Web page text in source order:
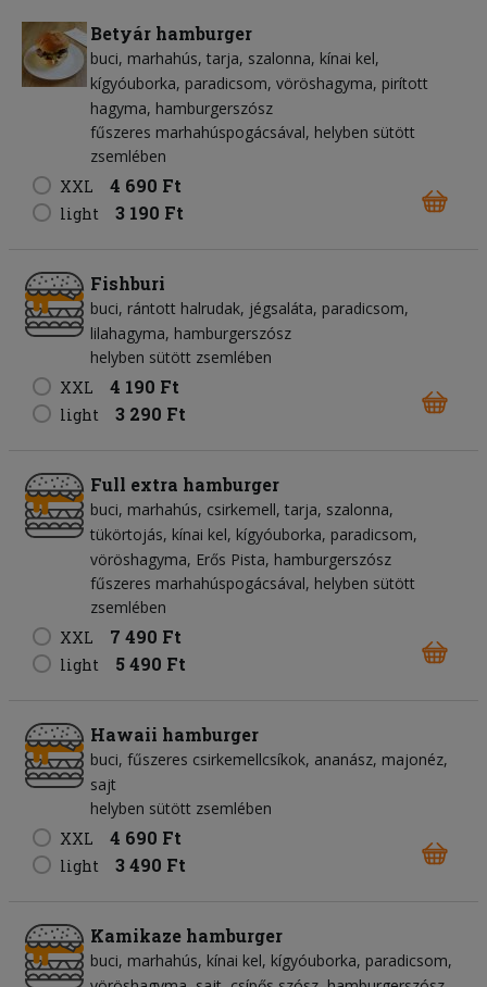
Betyár hamburger
buci marhahús tarja szalonna kínai kel
kígyóuborka paradicsom vöröshagyma pirított
hagyma hamburgerszósz
fűszeres marhahúspogácsával, helyben sütött
zsemlében
XXL
4 690 Ft
light 3 190 Ft
Fishburi
buci rántott halrudak jégsaláta paradicsom
lilahagyma hamburgerszósz
helyben sütött zsemlében
XXL
4 190 Ft
light 3 290 Ft
Full extra hamburger
buci marhahús csirkemell tarja szalonna
tükörtojás kínai kel kígyóuborka paradicsom
vöröshagyma Erős Pista hamburgerszósz
fűszeres marhahúspogácsával, helyben sütött
zsemlében
XXL
7 490 Ft
light 5 490 Ft
Hawaii hamburger
buci fűszeres csirkemellcsíkok ananász majonéz
sajt
helyben sütött zsemlében
XXL
4 690 Ft
light 3 490 Ft
Kamikaze hamburger
buci marhahús kínai kel kígyóuborka paradicsom